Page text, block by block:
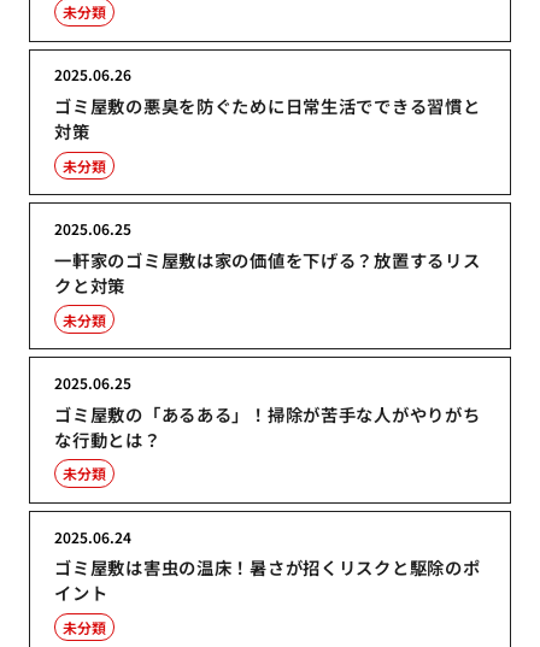
未分類
ゴミ屋敷の悪臭を防ぐために日常生活でできる習慣と
対策
2025.06.26
未分類
一軒家のゴミ屋敷は家の価値を下げる？放置するリス
クと対策
2025.06.25
未分類
ゴミ屋敷の「あるある」！掃除が苦手な人がやりがち
な行動とは？
2025.06.25
未分類
ゴミ屋敷は害虫の温床！暑さが招くリスクと駆除のポ
イント
2025.06.24
未分類